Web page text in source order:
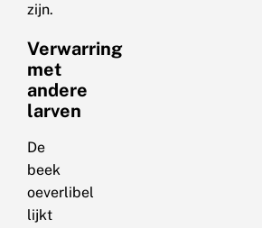
zijn.
Verwarring
met
andere
larven
De
beek
oeverlibel
lijkt